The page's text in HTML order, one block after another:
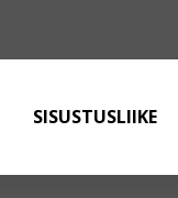
SISUSTUSLIIKE